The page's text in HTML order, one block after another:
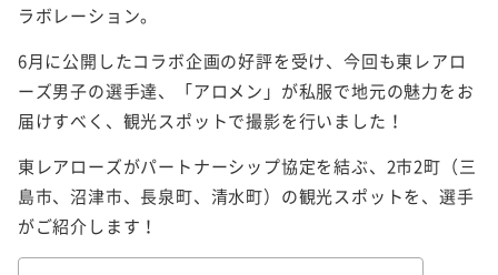
ラボレーション。
6月に公開したコラボ企画の好評を受け、今回も東レアロ
ーズ男子の選手達、「アロメン」が私服で地元の魅力をお
届けすべく、観光スポットで撮影を行いました！
東レアローズがパートナーシップ協定を結ぶ、2市2町（三
島市、沼津市、長泉町、清水町）の観光スポットを、選手
がご紹介します！